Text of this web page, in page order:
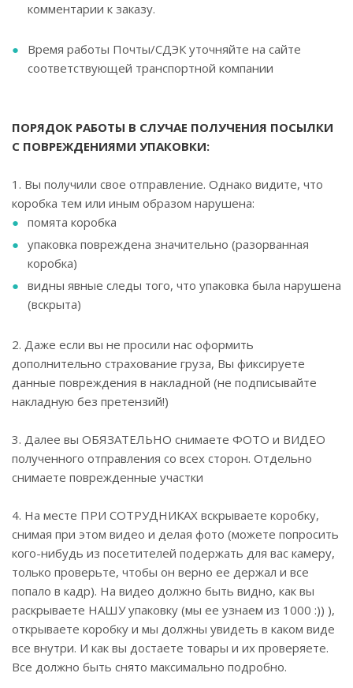
комментарии к заказу.
Время работы Почты/СДЭК уточняйте на сайте
соответствующей транспортной компании
ПОРЯДОК РАБОТЫ В СЛУЧАЕ ПОЛУЧЕНИЯ ПОСЫЛКИ
С ПОВРЕЖДЕНИЯМИ УПАКОВКИ:
1. Вы получили свое отправление. Однако видите, что
коробка тем или иным образом нарушена:
помята коробка
упаковка повреждена значительно (разорванная
коробка)
видны явные следы того, что упаковка была нарушена
(вскрыта)
2. Даже если вы не просили нас оформить
дополнительно страхование груза, Вы фиксируете
данные повреждения в накладной (не подписывайте
накладную без претензий!)
3. Далее вы ОБЯЗАТЕЛЬНО снимаете ФОТО и ВИДЕО
полученного отправления со всех сторон. Отдельно
снимаете поврежденные участки
4. На месте ПРИ СОТРУДНИКАХ вскрываете коробку,
снимая при этом видео и делая фото (можете попросить
кого-нибудь из посетителей подержать для вас камеру,
только проверьте, чтобы он верно ее держал и все
попало в кадр). На видео должно быть видно, как вы
раскрываете НАШУ упаковку (мы ее узнаем из 1000 :)) ),
открываете коробку и мы должны увидеть в каком виде
все внутри. И как вы достаете товары и их проверяете.
Все должно быть снято максимально подробно.